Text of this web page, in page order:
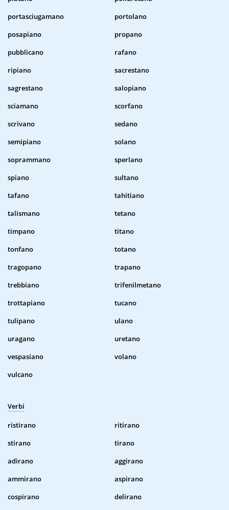
portasciugamano
portolano
posapiano
propano
pubblicano
rafano
ripiano
sacrestano
sagrestano
salopiano
sciamano
scorfano
scrivano
sedano
semipiano
solano
soprammano
sperlano
spiano
sultano
tafano
tahitiano
talismano
tetano
timpano
titano
tonfano
totano
tragopano
trapano
trebbiano
trifenilmetano
trottapiano
tucano
tulipano
ulano
uragano
uretano
vespasiano
volano
vulcano
Verbi
ristirano
ritirano
stirano
tirano
adirano
aggirano
ammirano
aspirano
cospirano
delirano